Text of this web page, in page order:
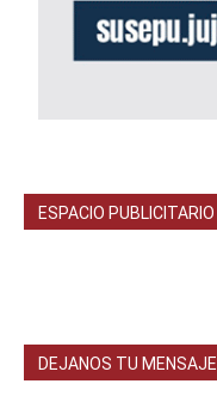
ESPACIO PUBLICITARIO
DEJANOS TU MENSAJE